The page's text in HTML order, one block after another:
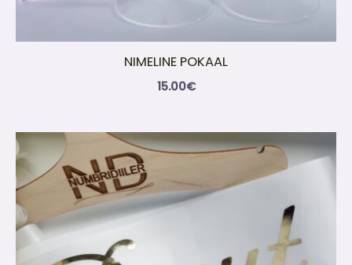
NIMELINE POKAAL
15.00€